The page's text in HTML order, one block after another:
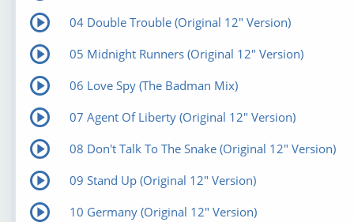
04 Double Trouble (Original 12" Version)
05 Midnight Runners (Original 12" Version)
06 Love Spy (The Badman Mix)
07 Agent Of Liberty (Original 12" Version)
08 Don't Talk To The Snake (Original 12" Version)
09 Stand Up (Original 12" Version)
10 Germany (Original 12" Version)